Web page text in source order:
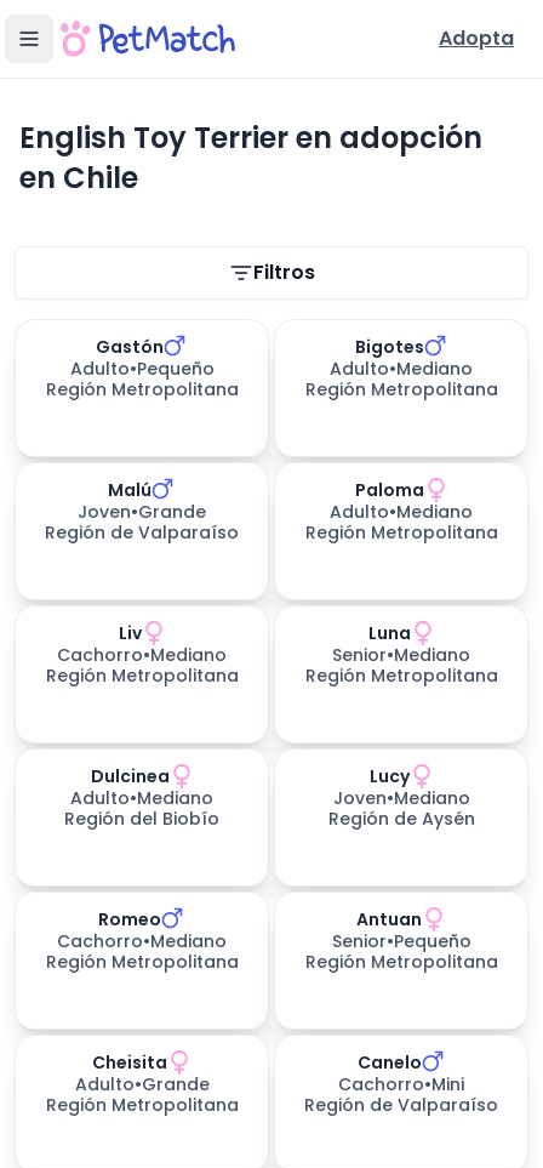
Adopta
English Toy Terrier en adopción
en Chile
Filtros
Gastón
Adulto•Pequeño
Región Metropolitana
Bigotes
Adulto•Mediano
Región Metropolitana
Malú
Joven•Grande
Región de Valparaíso
Paloma
Adulto•Mediano
Región Metropolitana
Liv
Cachorro•Mediano
Región Metropolitana
Luna
Senior•Mediano
Región Metropolitana
Dulcinea
Adulto•Mediano
Región del Biobío
Lucy
Joven•Mediano
Región de Aysén
Romeo
Cachorro•Mediano
Región Metropolitana
Antuan
Senior•Pequeño
Región Metropolitana
Cheisita
Adulto•Grande
Región Metropolitana
Canelo
Cachorro•Mini
Región de Valparaíso